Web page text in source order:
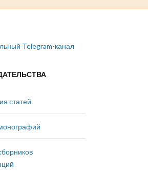
Telegram-канал
статей